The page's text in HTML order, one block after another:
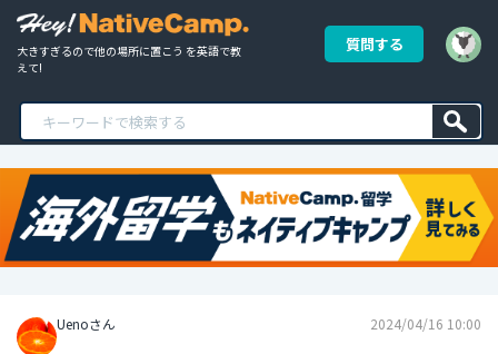
大きすぎるので他の場所に置こう を英語で教
えて!
質問する
Uenoさん 2024/04/16 10:00